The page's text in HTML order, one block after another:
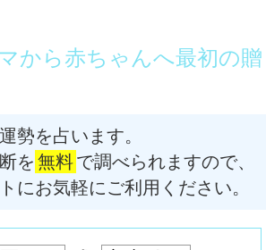
から赤ちゃんへ最初の贈
勢を占います。
を 無料で調べられますので、
にお気軽にご利用ください。